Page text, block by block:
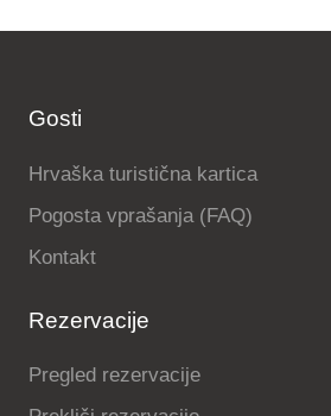
Gosti
Hrvaška turistična kartica
Pogosta vprašanja (FAQ)
Kontakt
Rezervacije
Pregled rezervacije